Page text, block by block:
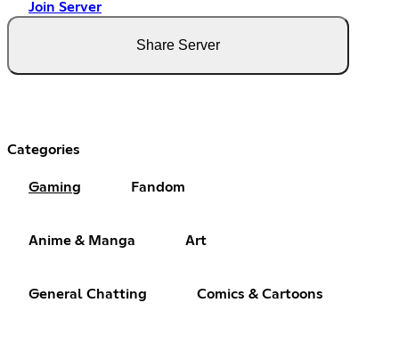
Join Server
Share Server
Categories
Gaming Fandom
Anime & Manga Art
General Chatting Comics & Cartoons